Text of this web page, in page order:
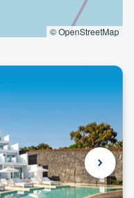
© OpenStreetMap